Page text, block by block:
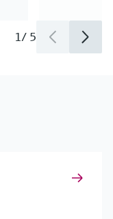
1/ 5